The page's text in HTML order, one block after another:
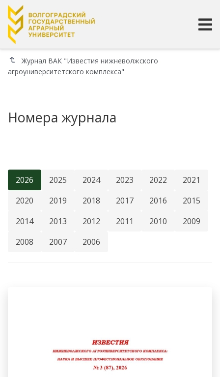
Журнал ВАК "Известия нижневолжского
агроуниверситетского комплекса"
Номера журнала
2026 2025 2024 2023 2022
2021
2020
2019 2018 2017 2016
2015
2014
2013 2012 2011 2010
2009
2008
2007 2006